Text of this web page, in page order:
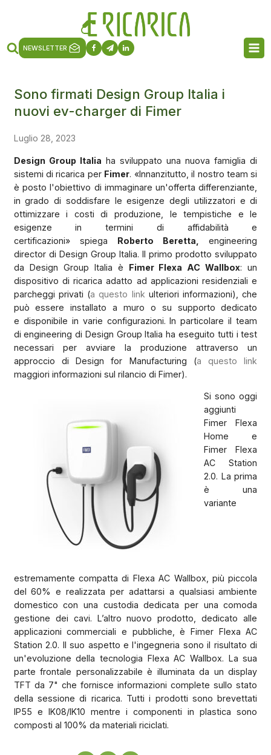
NEWSLETTER
Sono firmati Design Group Italia i
nuovi ev-charger di Fimer
Luglio 28, 2023
Design Group Italia ha sviluppato una nuova famiglia di
sistemi di ricarica per Fimer. «Innanzitutto, il nostro team si
è posto l'obiettivo di immaginare un'offerta differenziante,
in grado di soddisfare le esigenze degli utilizzatori e di
ottimizzare i costi di produzione, le tempistiche e le
esigenze in termini di affidabilità e
certificazioni» spiega Roberto Beretta,
engineering
director di Design Group Italia. Il primo prodotto sviluppato
da Design Group Italia è Fimer Flexa AC Wallbox: un
dispositivo di ricarica adatto ad applicazioni residenziali e
parcheggi privati (a questo link ulteriori informazioni), che
può essere installato a muro o su supporto dedicato
e disponibile in varie configurazioni. In particolare il team
di engineering di Design Group Italia ha eseguito tutti i test
necessari per avviare la produzione attraverso un
approccio di Design for Manufacturing (a questo link
maggiori informazioni sul rilancio di Fimer).
Si sono oggi
aggiunti
Fimer Flexa
Home e
Fimer Flexa
AC Station
2.0. La prima
è una
variante
estremamente compatta di Flexa AC Wallbox, più piccola
del 60% e realizzata per adattarsi a qualsiasi ambiente
domestico con una custodia dedicata per una comoda
gestione dei cavi. L’altro nuovo prodotto, dedicato alle
applicazioni commerciali e pubbliche, è Fimer Flexa AC
Station 2.0. Il suo aspetto e l'ingegneria sono il risultato di
un'evoluzione della tecnologia Flexa AC Wallbox. La sua
parte frontale personalizzabile è illuminata da un display
TFT da 7" che fornisce informazioni complete sullo stato
della sessione di ricarica. Tutti i prodotti sono brevettati
IP55 e IK08/IK10 mentre i componenti in plastica sono
composti al 100% da materiali riciclati.